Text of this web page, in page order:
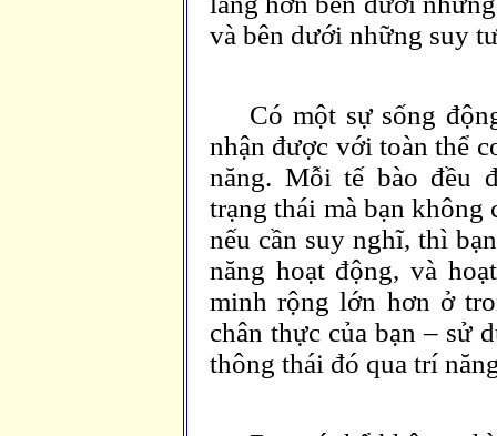
và bên dưới những suy
Có một sự sống
nhận được với toàn thể
năng. Mỗi tế bào đều
trạng thái mà bạn
nếu cần suy nghĩ, thì
năng hoạt động, và
minh rộng lớn hơn ở
chân thực của bạn – sử
thông thái đó qua trí